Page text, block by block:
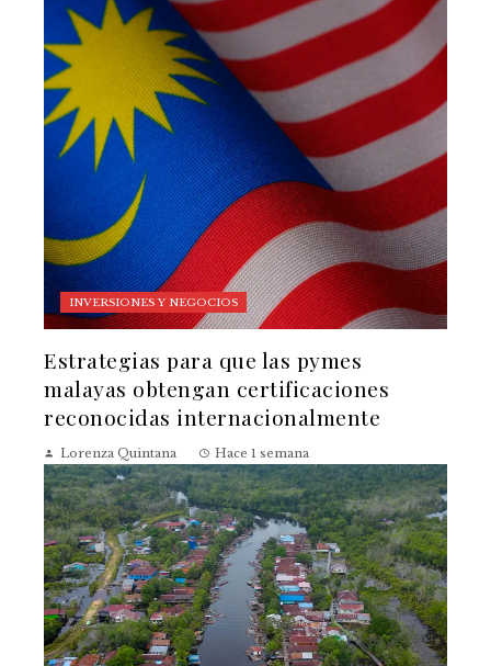
INVERSIONES Y NEGOCIOS
Estrategias para que las pymes
malayas obtengan certificaciones
reconocidas internacionalmente
Lorenza Quintana Hace 1 semana